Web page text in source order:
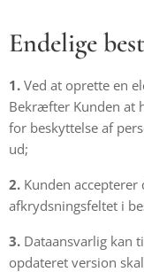
Endelige
1. Ved at oprette en
Bekræfter Kunden at
for beskyttelse af
ud;
2. Kunden
afkrydsningsfeltet i
3. Dataansvarlig kan
opdateret version